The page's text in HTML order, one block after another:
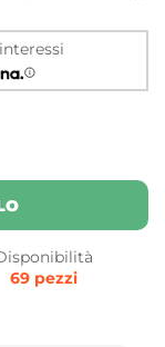
69 pezzi